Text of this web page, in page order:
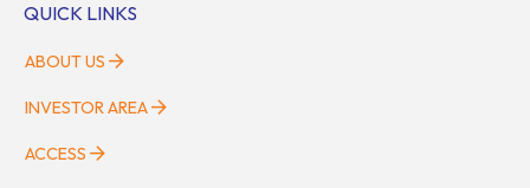
QUICK LINKS
ABOUT US
INVESTOR AREA
ACCESS